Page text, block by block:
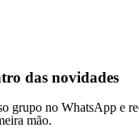
das novidades
grupo no WhatsApp e
mão.